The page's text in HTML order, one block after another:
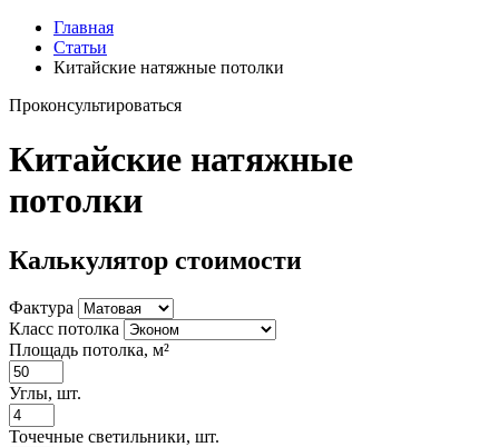
Главная
Статьи
Китайские натяжные потолки
Проконсультироваться
Китайские натяжные
потолки
Калькулятор стоимости
Фактура
Класс потолка
Площадь потолка, м²
Углы, шт.
Точечные светильники, шт.